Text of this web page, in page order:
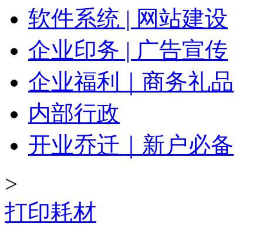
软件系统 | 网站建设
企业印务 | 广告宣传
企业福利｜商务礼品
内部行政
开业乔迁｜新户必备
>
打印耗材